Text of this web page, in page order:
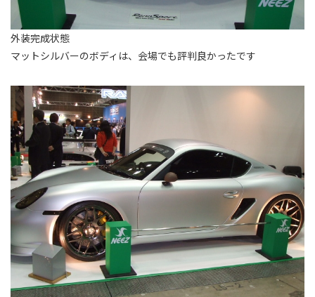
外装完成状態
マットシルバーのボディは、会場でも評判良かったです